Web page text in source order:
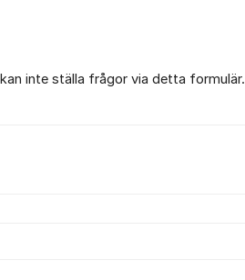
inte ställa frågor via detta formulär.